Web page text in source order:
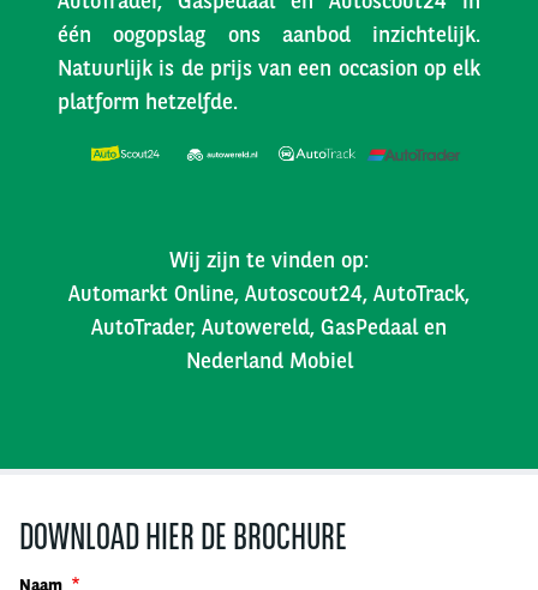
één oogopslag ons aanbod inzichtelijk.
Natuurlijk is de prijs van een occasion op elk
platform hetzelfde.
Wij zijn te vinden op:
Automarkt Online, Autoscout24, AutoTrack,
AutoTrader, Autowereld, GasPedaal en
Nederland Mobiel
DOWNLOAD HIER DE BROCHURE
Naam